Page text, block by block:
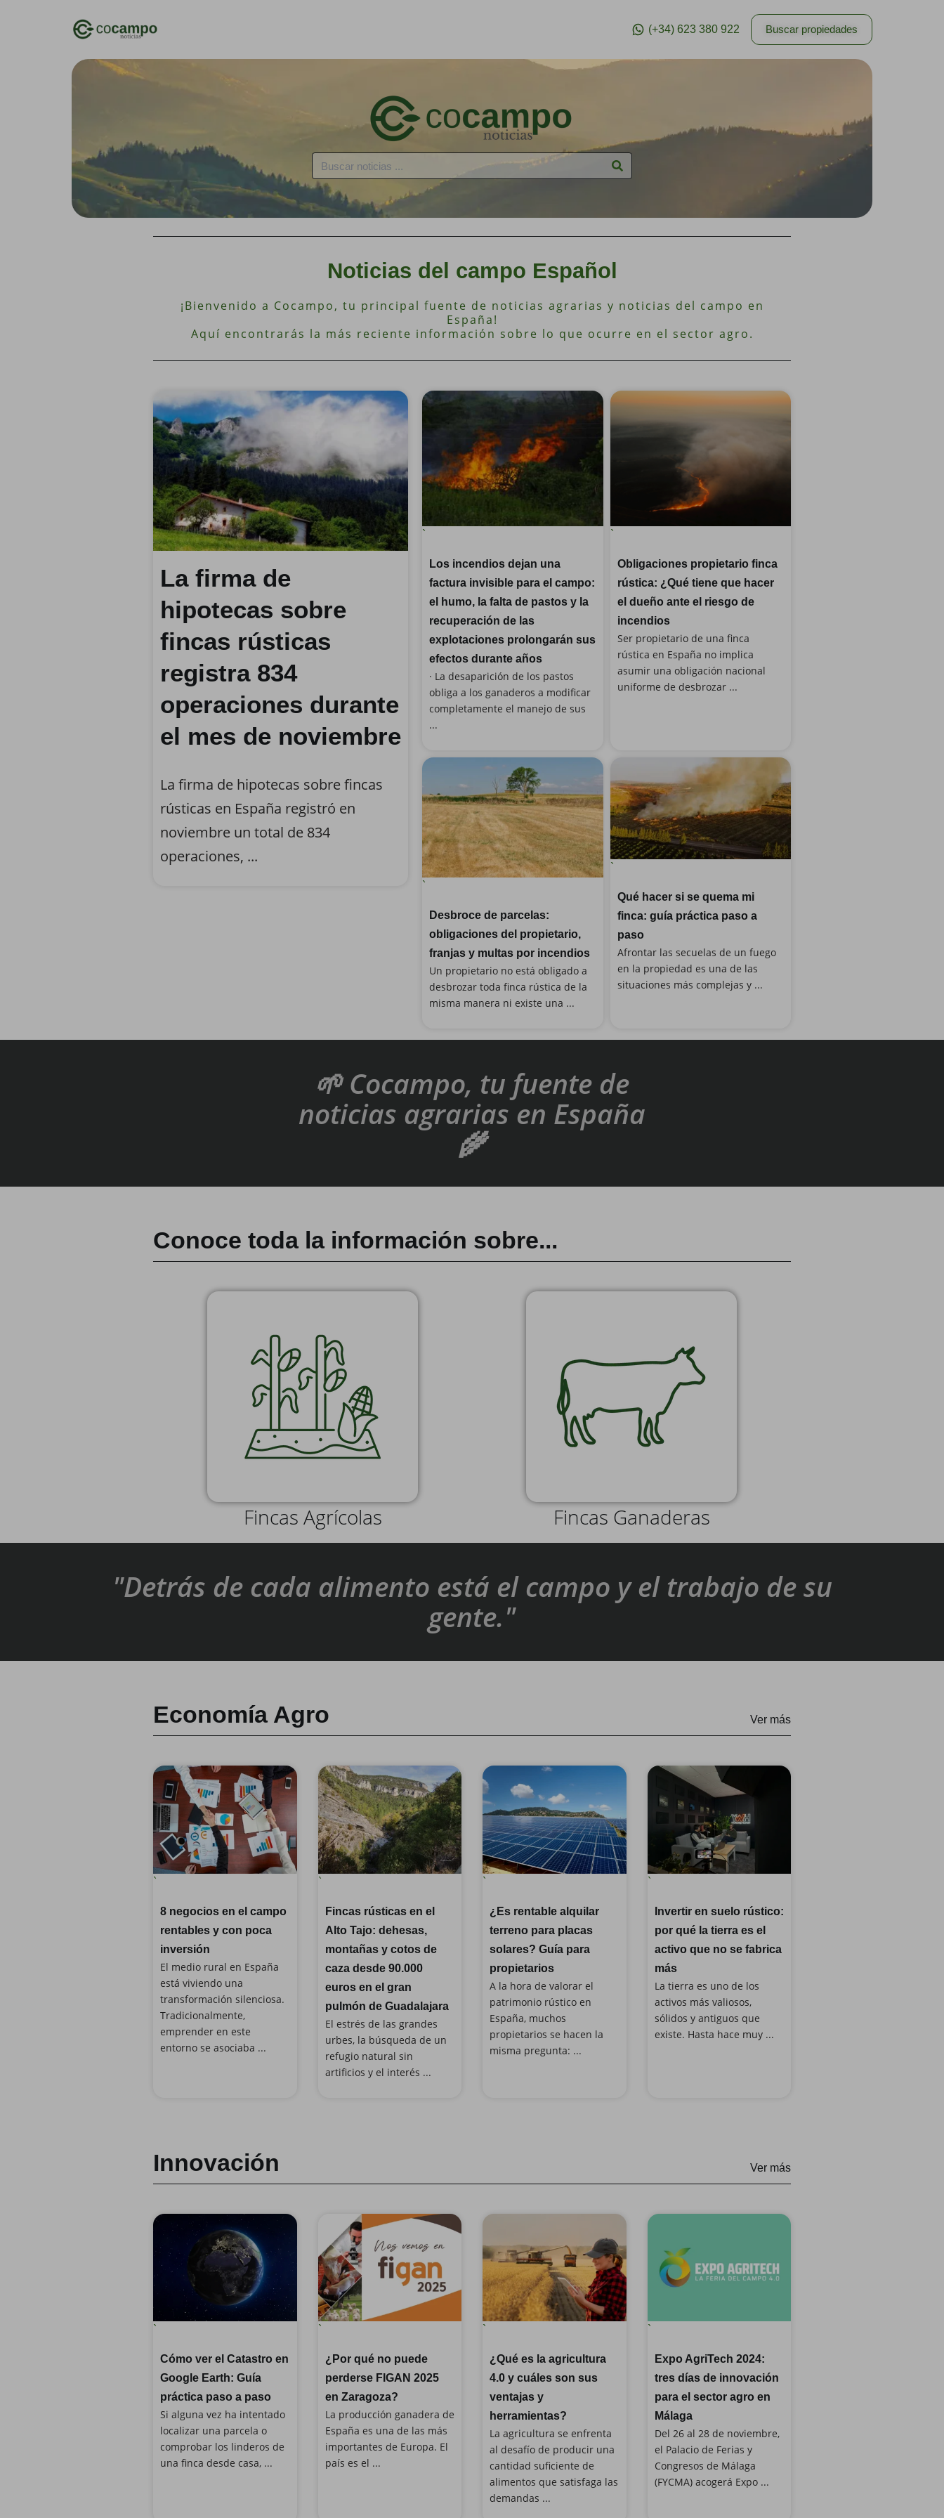
(+34) 623 380 922 Buscar propiedades
Noticias del campo Español
¡Bienvenido a Cocampo, tu principal fuente de noticias agrarias y noticias del campo en
España!
Aquí encontrarás la más reciente información sobre lo que ocurre en el sector agro.
La firma de
hipotecas sobre
fincas rústicas
registra 834
operaciones durante
el mes de noviembre
La firma de hipotecas sobre fincas
rústicas en España registró en
noviembre un total de 834
operaciones, ...
`
Los incendios dejan una
factura invisible para el campo:
el humo, la falta de pastos y la
recuperación de las
explotaciones prolongarán sus
efectos durante años
· La desaparición de los pastos
obliga a los ganaderos a modificar
completamente el manejo de sus
...
`
Obligaciones propietario finca
rústica: ¿Qué tiene que hacer
el dueño ante el riesgo de
incendios
Ser propietario de una finca
rústica en España no implica
asumir una obligación nacional
uniforme de desbrozar ...
`
Desbroce de parcelas:
obligaciones del propietario,
franjas y multas por incendios
Un propietario no está obligado a
desbrozar toda finca rústica de la
misma manera ni existe una ...
`
Qué hacer si se quema mi
finca: guía práctica paso a
paso
Afrontar las secuelas de un fuego
en la propiedad es una de las
situaciones más complejas y ...
🌱 Cocampo, tu fuente de
noticias agrarias en España
🌾
Conoce toda la información sobre...
Fincas Agrícolas Fincas Ganaderas
"Detrás de cada alimento está el campo y el trabajo de su
gente."
Economía Agro Ver más
`
8 negocios en el campo
rentables y con poca
inversión
El medio rural en España
está viviendo una
transformación silenciosa.
Tradicionalmente,
emprender en este
entorno se asociaba ...
`
Fincas rústicas en el
Alto Tajo: dehesas,
montañas y cotos de
caza desde 90.000
euros en el gran
pulmón de Guadalajara
El estrés de las grandes
urbes, la búsqueda de un
refugio natural sin
artificios y el interés ...
`
¿Es rentable alquilar
terreno para placas
solares? Guía para
propietarios
A la hora de valorar el
patrimonio rústico en
España, muchos
propietarios se hacen la
misma pregunta: ...
`
Invertir en suelo rústico:
por qué la tierra es el
activo que no se fabrica
más
La tierra es uno de los
activos más valiosos,
sólidos y antiguos que
existe. Hasta hace muy ...
Innovación Ver más
`
Cómo ver el Catastro en
Google Earth: Guía
práctica paso a paso
Si alguna vez ha intentado
localizar una parcela o
comprobar los linderos de
una finca desde casa, ...
`
¿Por qué no puede
perderse FIGAN 2025
en Zaragoza?
La producción ganadera de
España es una de las más
importantes de Europa. El
país es el ...
`
¿Qué es la agricultura
4.0 y cuáles son sus
ventajas y
herramientas?
La agricultura se enfrenta
al desafío de producir una
cantidad suficiente de
alimentos que satisfaga las
demandas ...
`
Expo AgriTech 2024:
tres días de innovación
para el sector agro en
Málaga
Del 26 al 28 de noviembre,
el Palacio de Ferias y
Congresos de Málaga
(FYCMA) acogerá Expo ...